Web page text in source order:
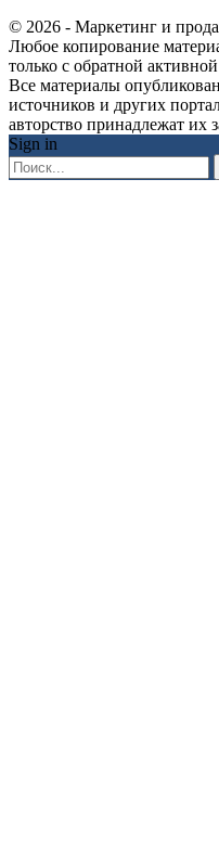
© 2026 - Маркетинг и
Любое копирование
только с обратной
Все материалы
источников и других
авторство принадлежат их
Sign in